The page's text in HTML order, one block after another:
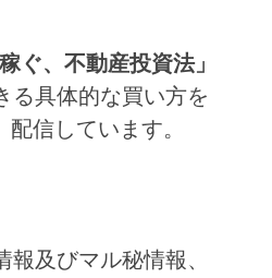
ぐ、不動産投資法」
る具体的な買い方を
信しています。
報及びマル秘情報、